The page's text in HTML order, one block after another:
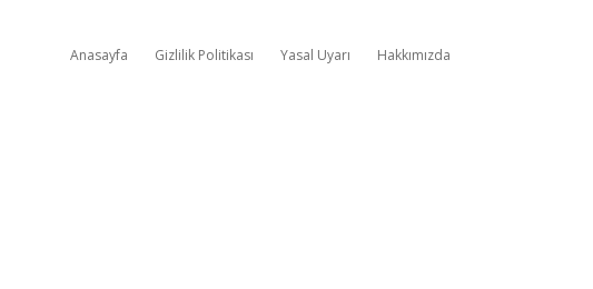
Anasayfa Gizlilik Politikası Yasal Uyarı Hakkımızda